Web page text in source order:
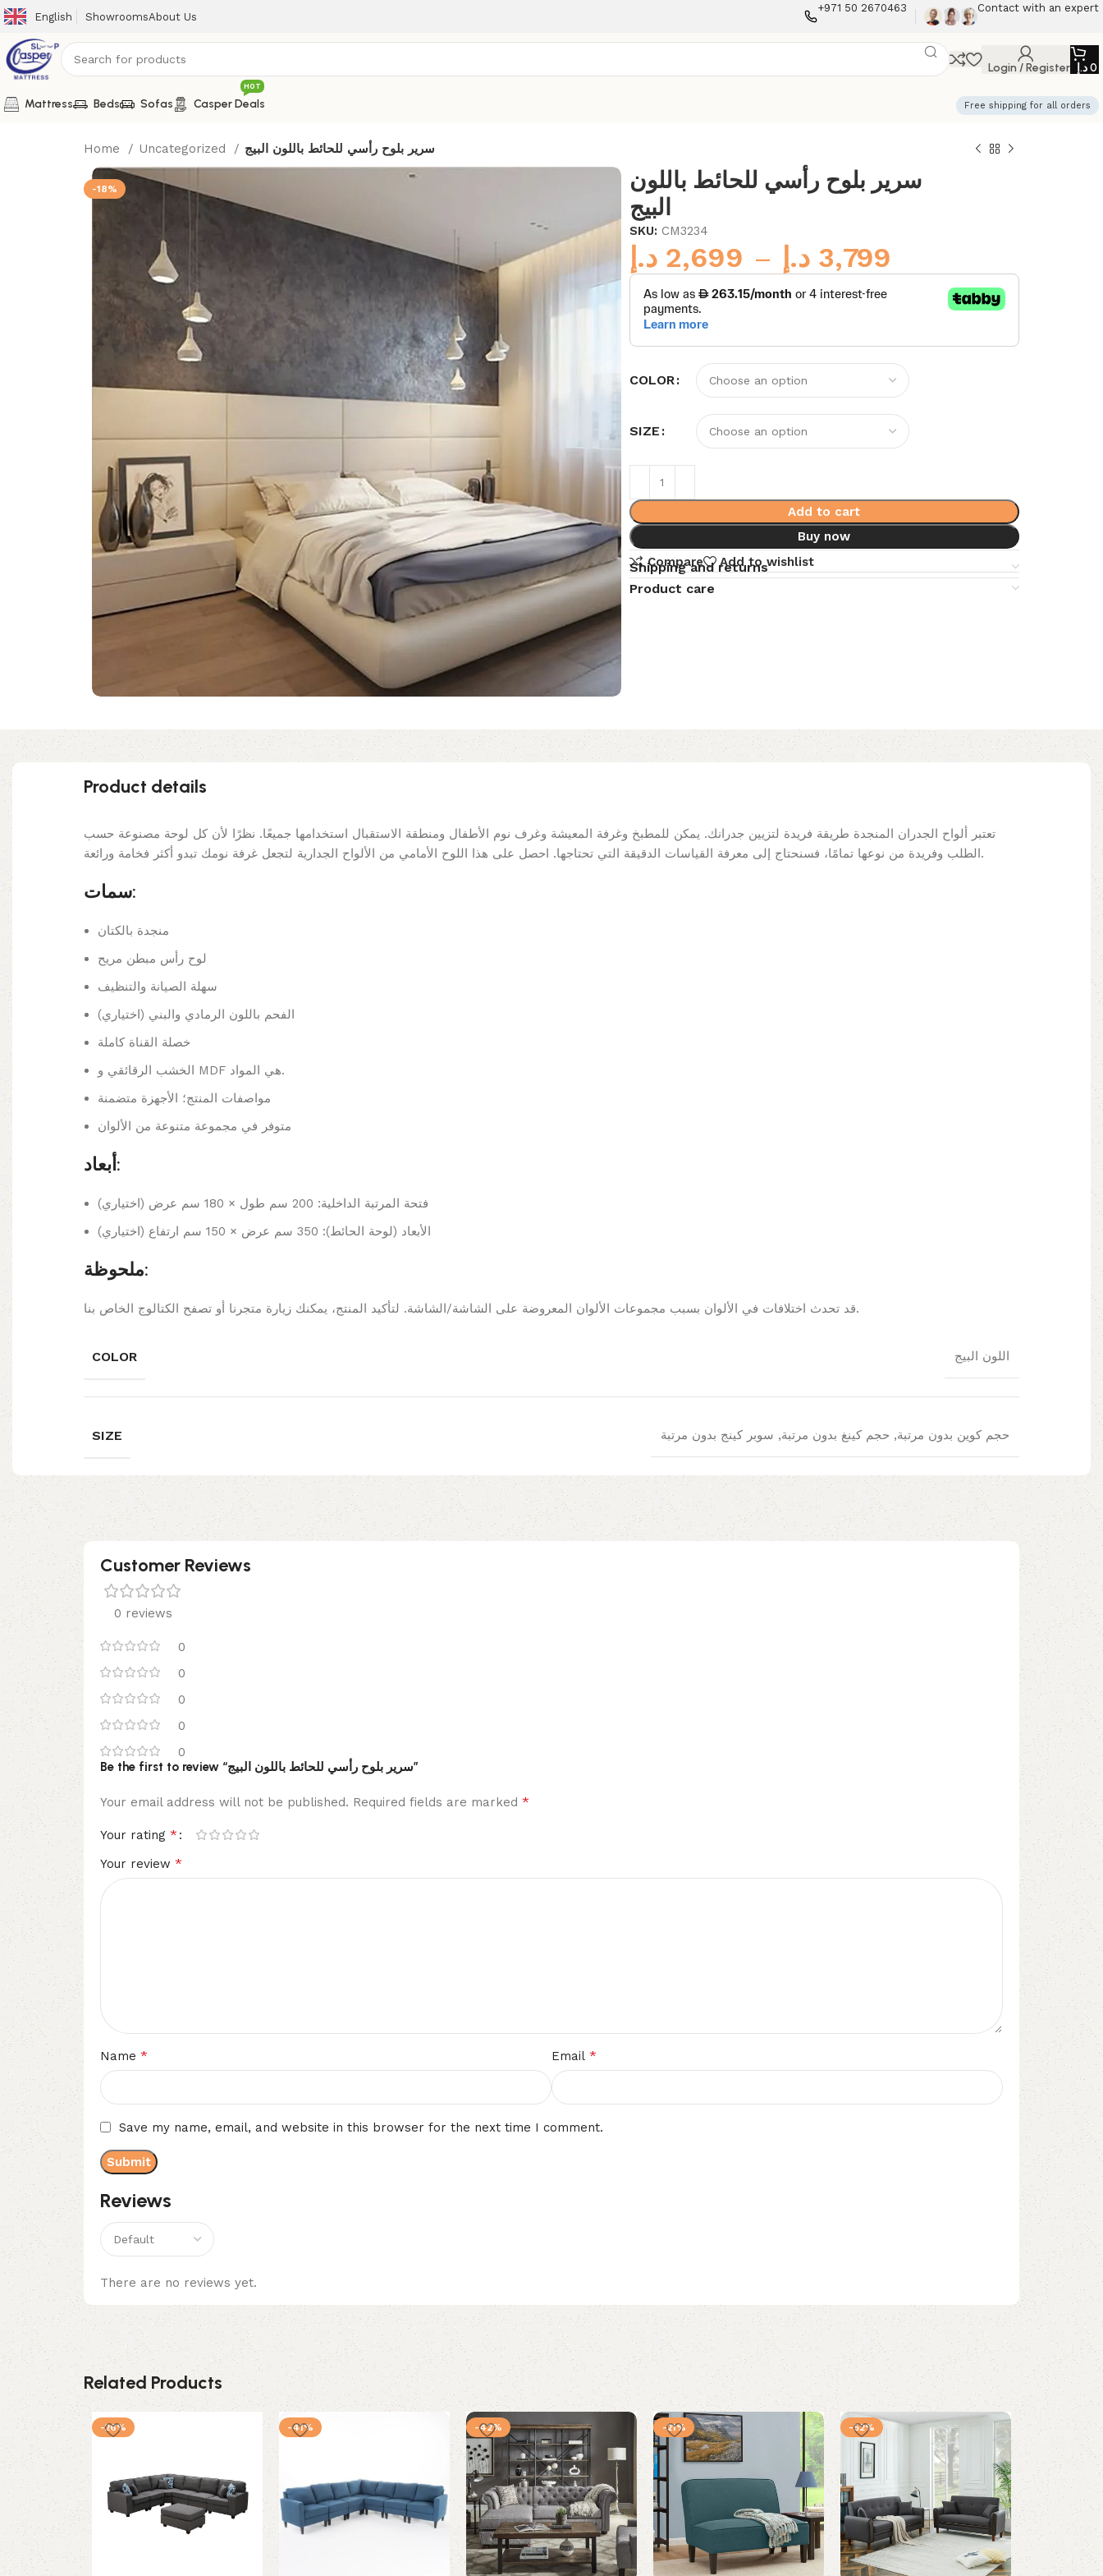
English ShowroomsAbout Us
+971 50 2670463 Contact with an expert
Login / Register 0د.إ
Mattress Beds Sofas Casper Deals
HOT
Free shipping for all orders
Home Uncategorized سرير بلوح رأسي للحائط باللون البيج
-18%
سرير بلوح رأسي للحائط باللون
البيج
SKU: CM3234
2,699 د.إ – 3,799 د.إ
COLOR
SIZE
Add to cart
Buy now
Compare
Add to wishlist
Shipping and returns
Product care
Product details
تعتبر ألواح الجدران المنجدة طريقة فريدة لتزيين جدرانك. يمكن للمطبخ وغرفة المعيشة وغرف نوم الأطفال ومنطقة الاستقبال استخدامها جميعًا. نظرًا لأن كل لوحة مصنوعة حسب
الطلب وفريدة من نوعها تمامًا، فسنحتاج إلى معرفة القياسات الدقيقة التي تحتاجها. احصل على هذا اللوح الأمامي من الألواح الجدارية لتجعل غرفة نومك تبدو أكثر فخامة ورائعة.
سمات:
منجدة بالكتان
لوح رأس مبطن مريح
سهلة الصيانة والتنظيف
الفحم باللون الرمادي والبني (اختياري)
خصلة القناة كاملة
الخشب الرقائقي و MDF هي المواد.
مواصفات المنتج؛ الأجهزة متضمنة
متوفر في مجموعة متنوعة من الألوان
أبعاد:
فتحة المرتبة الداخلية: 200 سم طول × 180 سم عرض (اختياري)
الأبعاد (لوحة الحائط): 350 سم عرض × 150 سم ارتفاع (اختياري)
ملحوظة:
قد تحدث اختلافات في الألوان بسبب مجموعات الألوان المعروضة على الشاشة/الشاشة. لتأكيد المنتج، يمكنك زيارة متجرنا أو تصفح الكتالوج الخاص بنا.
COLOR اللون البيج
SIZE حجم كوين بدون مرتبة, حجم كينغ بدون مرتبة, سوبر كينج بدون مرتبة
Customer Reviews
0 reviews
0
0
0
0
0
Reviews
There are no reviews yet.
Be the first to review “سرير بلوح رأسي للحائط باللون البيج”
Your email address will not be published. Required fields are marked *
Your rating *
Your review *
Name * Email *
Save my name, email, and website in this browser for the next time I comment.
Related Products
-26% -41% -42% -21% -52% -23%